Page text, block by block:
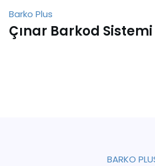
Barko Plus
Çınar Barkod Sistemi
BARKO